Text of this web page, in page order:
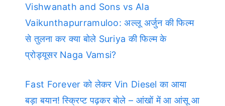
Vishwanath and Sons vs Ala
Vaikunthapurramuloo: अल्लू अर्जुन की फिल्म
से तुलना कर क्या बोले Suriya की फिल्म के
प्रोड्यूसर Naga Vamsi?
Fast Forever को लेकर Vin Diesel का आया
बड़ा बयान! स्क्रिप्ट पढ़कर बोले – आंखों में आ आंसू आ